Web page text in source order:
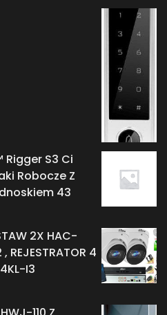
S3 Ci
Robocze Z
43
2X HAC-
4
I3